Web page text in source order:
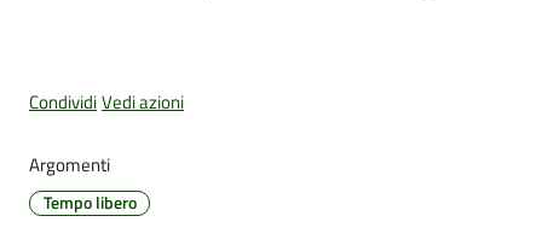
Amministrazione
Tutti
gli
CondividiVedi azioni
Argomenti
Tempo libero